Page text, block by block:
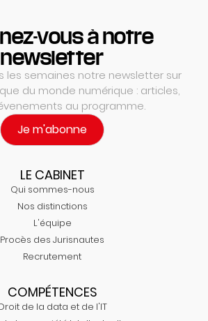
vous à notre
newsletter
les semaines notre newsletter sur
du monde numérique : articles,
au programme.
Je m'abonne
LE CABINET
Qui sommes-nous
Nos distinctions
L'équipe
Procès des Jurisnautes
Recrutement
COMPÉTENCES
de la data et de l'IT